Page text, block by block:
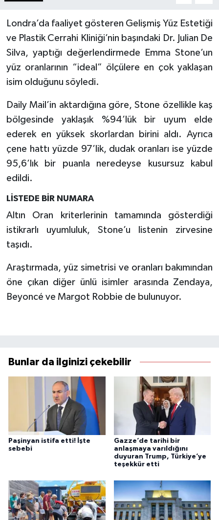
Londra’da faaliyet gösteren Gelişmiş Yüz Estetiği
ve Plastik Cerrahi Kliniği’nin başındaki Dr. Julian De
Silva, yaptığı değerlendirmede Emma Stone’un
yüz oranlarının “ideal” ölçülere en çok yaklaşan
isim olduğunu söyledi.
Daily Mail’in aktardığına göre, Stone özellikle kaş
bölgesinde yaklaşık %94’lük bir uyum elde
ederek en yüksek skorlardan birini aldı. Ayrıca
çene hattı yüzde 97’lik, dudak oranları ise yüzde
95,6’lık bir puanla neredeyse kusursuz kabul
edildi.
LİSTEDE BİR NUMARA
Altın Oran kriterlerinin tamamında gösterdiği
istikrarlı uyumluluk, Stone’u listenin zirvesine
taşıdı.
Araştırmada, yüz simetrisi ve oranları bakımından
öne çıkan diğer ünlü isimler arasında Zendaya,
Beyoncé ve Margot Robbie de bulunuyor.
Bunlar da ilginizi çekebilir
Paşinyan istifa etti! İşte
sebebi
Gazze’de tarihi bir
anlaşmaya varıldığını
duyuran Trump, Türkiye’ye
teşekkür etti